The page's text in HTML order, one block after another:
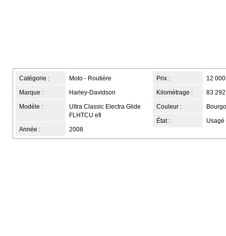
Catégorie : Moto - Routière
Marque : Harley-Davidson
Modèle :
Ultra Classic Electra Glide
FLHTCU efi
Année : 2008
Prix : 12
Kilométrage : 83
Couleur :
État : Usagé